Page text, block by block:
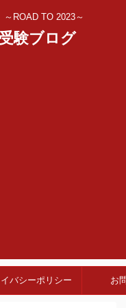
ROAD TO 2023～
験ブログ
バシーポリシー お